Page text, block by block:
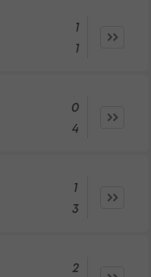
1
1
0
4
1
3
2